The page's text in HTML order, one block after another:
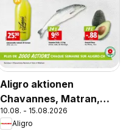
Aligro aktionen
Chavannes, Matran,
Genève, Sion
10.08. - 15.08.2026
Aligro